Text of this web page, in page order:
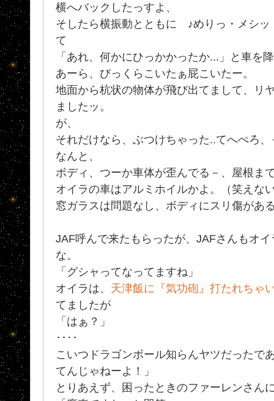
横へバックしたっすよ、
そしたら横振動とともに ♪めりっ・メシ
て
「あれ、何かにひっかかったか...」と車を
あーら、びっくらこいたぁ屁こいたー。
地面から杭状の物体が飛び出てまして、リ
ましたッ。
が、
それだけなら、ぶつけちゃった..てへぺろ
なんと、
ボディ、つーか車体が歪んでる－、屋根ま
オイラの車はアルミホイルかよ。（笑えな
窓ガラスは問題なし、ボディにスリ傷があ
JAF呼んで来たもらったが、JAFさんもオ
な。
「グシャってなってますね」
オイラは、 天津飯に『気功砲』打たれちゃ
てましたが
「はぁ？」
････
こいつドラゴンボール知らんヤツだったで
てんじゃねーよ！」
とりあえず、困ったときのファーレンさん